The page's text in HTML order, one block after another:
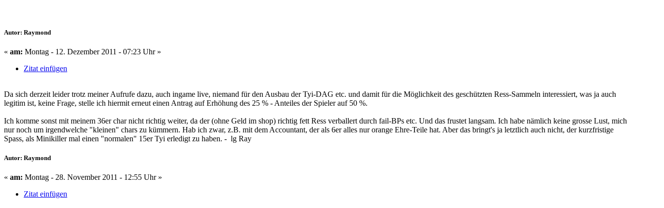
Autor: Raymond
« am: Montag - 12. Dezember 2011 - 07:23 Uhr »
Zitat einfügen
Da sich derzeit leider trotz meiner Aufrufe dazu, auch ingame live, niemand für den Ausbau der Tyi-DAG etc. und damit für die Möglichkeit des geschützten Ress-Sammeln interessiert, was ja auch
legitim ist, keine Frage, stelle ich hiermit erneut einen Antrag auf Erhöhung des 25 % - Anteiles der Spieler auf 50 %.
Ich komme sonst mit meinem 36er char nicht richtig weiter, da der (ohne Geld im shop) richtig fett Ress verballert durch fail-BPs etc. Und das frustet langsam. Ich habe nämlich keine grosse Lust, mich
nur noch um irgendwelche "kleinen" chars zu kümmern. Hab ich zwar, z.B. mit dem Accountant, der als 6er alles nur orange Ehre-Teile hat. Aber das bringt's ja letztlich auch nicht, der kurzfristige
Spass, als Minikiller mal einen "normalen" 15er Tyi erledigt zu haben. - lg Ray
Autor: Raymond
« am: Montag - 28. November 2011 - 12:55 Uhr »
Zitat einfügen